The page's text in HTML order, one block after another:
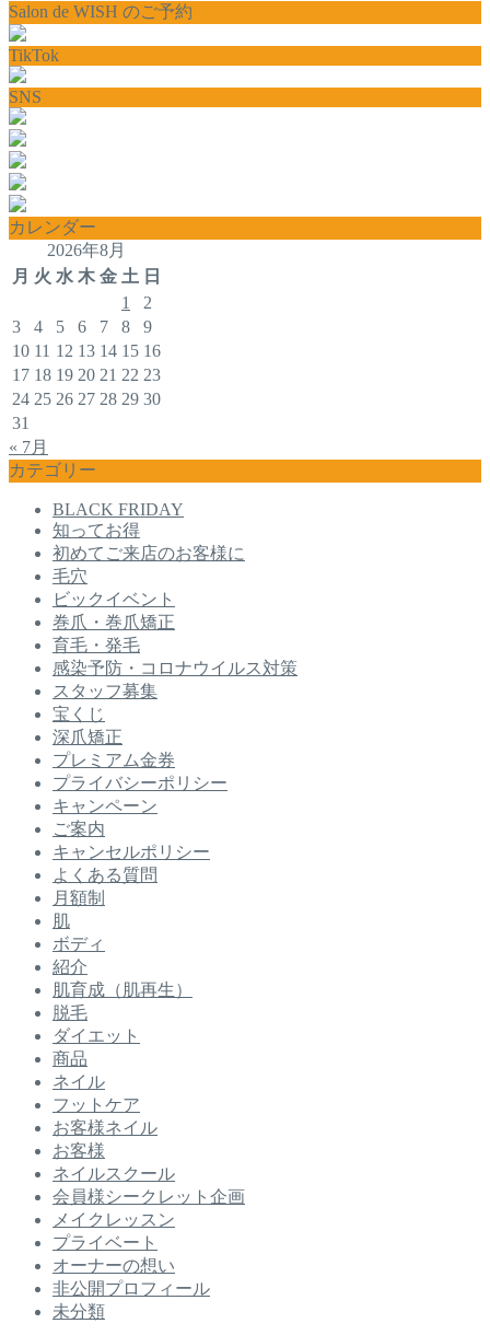
Salon de WISH のご予約
TikTok
SNS
カレンダー
2026年8月
月 火 水 木 金 土 日
1
2
3
4 5 6 7 8
9
10 11 12 13 14 15 16
17 18 19 20 21 22 23
24 25 26 27 28 29 30
31
« 7月
カテゴリー
BLACK FRIDAY
知ってお得
初めてご来店のお客様に
毛穴
ビックイベント
巻爪・巻爪矯正
育毛・発毛
感染予防・コロナウイルス対策
スタッフ募集
宝くじ
深爪矯正
プレミアム金券
プライバシーポリシー
キャンペーン
ご案内
キャンセルポリシー
よくある質問
月額制
肌
ボディ
紹介
肌育成（肌再生）
脱毛
ダイエット
商品
ネイル
フットケア
お客様ネイル
お客様
ネイルスクール
会員様シークレット企画
メイクレッスン
プライベート
オーナーの想い
非公開プロフィール
未分類